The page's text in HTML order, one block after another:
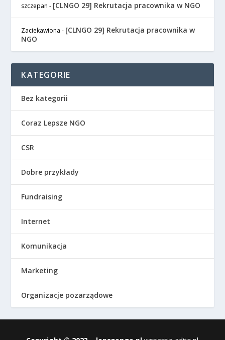
szczepan - [CLNGO 29] Rekrutacja pracownika w NGO
Zaciekawiona - [CLNGO 29] Rekrutacja pracownika w
NGO
KATEGORIE
Bez kategorii
Coraz Lepsze NGO
CSR
Dobre przykłady
Fundraising
Internet
Komunikacja
Marketing
Organizacje pozarządowe